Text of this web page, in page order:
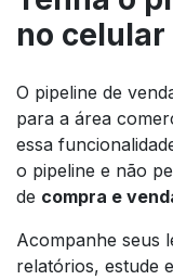
no celular
O pipeline de
para a área
essa
o pipeline e não
de compra e
Acompanhe seus
relatórios, estude